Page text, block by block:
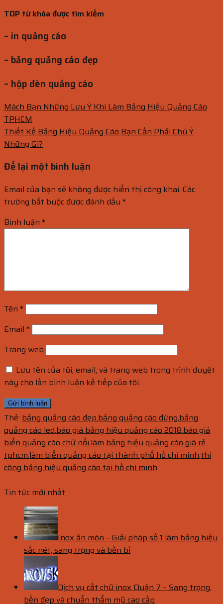
TOP từ khóa được tìm kiếm
– in quảng cáo
– bảng quảng cáo đẹp
– hộp đèn quảng cáo
Mách Bạn Những Lưu Ý Khi Làm Bảng Hiệu Quảng Cáo
TPHCM
Thiết Kế Bảng Hiệu Quảng Cáo Bạn Cần Phải Chú Ý
Những Gì?
Để lại một bình luận
Email của bạn sẽ không được hiển thị công khai. Các
trường bắt buộc được đánh dấu *
Bình luận *
Tên *
Email *
Trang web
Lưu tên của tôi, email, và trang web trong trình duyệt
này cho lần bình luận kế tiếp của tôi.
Thẻ: bảng quảng cáo đẹp,bảng quảng cáo đứng,bảng
quảng cáo led,báo giá bảng hiệu quảng cáo 2018,báo giá
biển quảng cáo chữ nổi,làm bảng hiệu quảng cáo giá rẻ
tphcm,làm biển quảng cáo tại thành phố hồ chí minh,thi
công bảng hiệu quảng cáo tại hồ chí minh
Tin tức mới nhất
Inox ăn mòn – Giải pháp số 1 làm bảng hiệu
sắc nét, sang trọng và bền bỉ
Dịch vụ cắt chữ inox Quận 7 – Sang trọng,
bền đẹp và chuẩn thẩm mỹ cao cấp